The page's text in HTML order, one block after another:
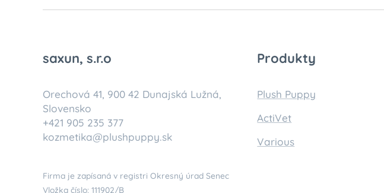
saxun, s.r.o
Orechová 41, 900 42 Dunajská Lužná,
Slovensko
+421 905 235 377
kozmetika@plushpuppy.sk
Firma je zapísaná v registri Okresný úrad Senec
Vložka číslo: 111902/B
Produkty
Plush Puppy
ActiVet
Various